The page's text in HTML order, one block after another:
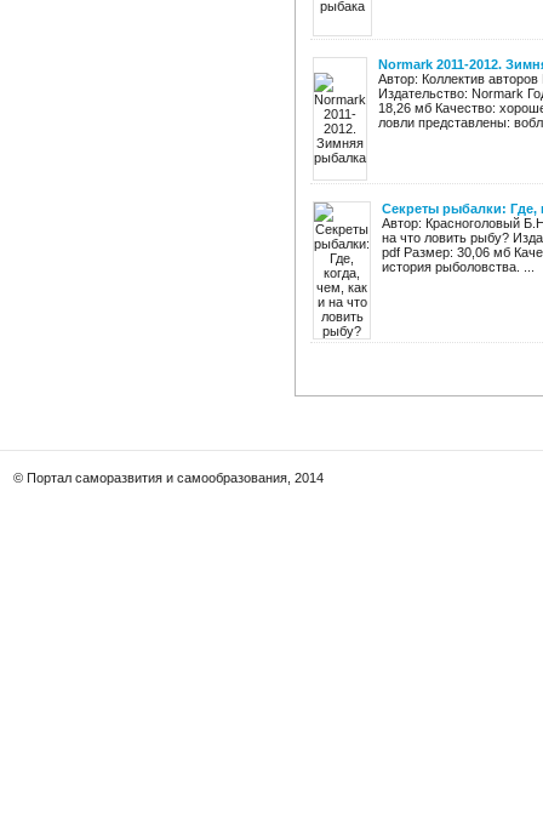
Normark 2011-2012.
Автор: Коллектив
Издательство: Normark
18,26 мб Качество:
ловли представлены:
Секреты рыбалки: Где,
Автор: Красноголовый
на что ловить рыбу?
pdf Размер: 30,06 мб
история рыболовства. ...
© Портал саморазвития и самообразования, 2014